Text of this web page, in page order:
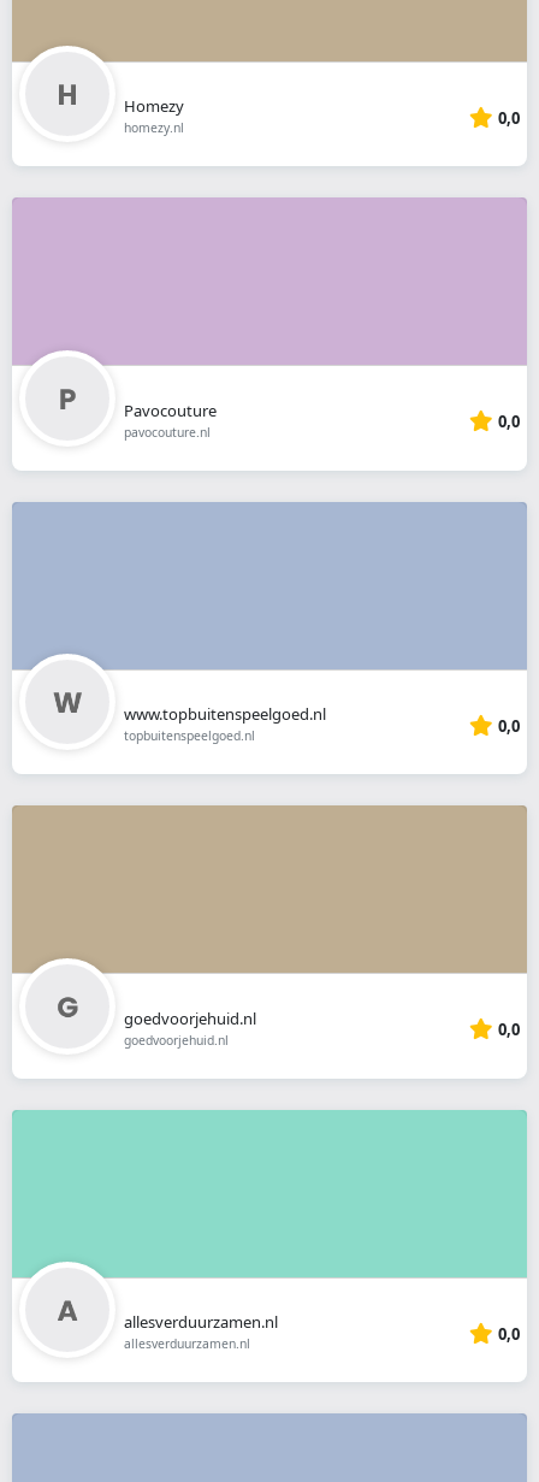
Homezy
homezy.nl 0,0
Pavocouture
pavocouture.nl 0,0
www.topbuitenspeelgoed.nl
topbuitenspeelgoed.nl 0,0
goedvoorjehuid.nl
goedvoorjehuid.nl 0,0
allesverduurzamen.nl
allesverduurzamen.nl 0,0